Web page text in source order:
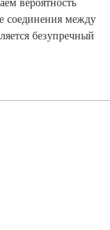
вероятность
соединения между
безупречный